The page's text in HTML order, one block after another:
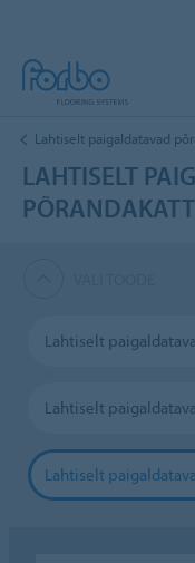
Lahtiselt paigaldatavad
LAHTISELT
Lahtiselt
Lahtiselt